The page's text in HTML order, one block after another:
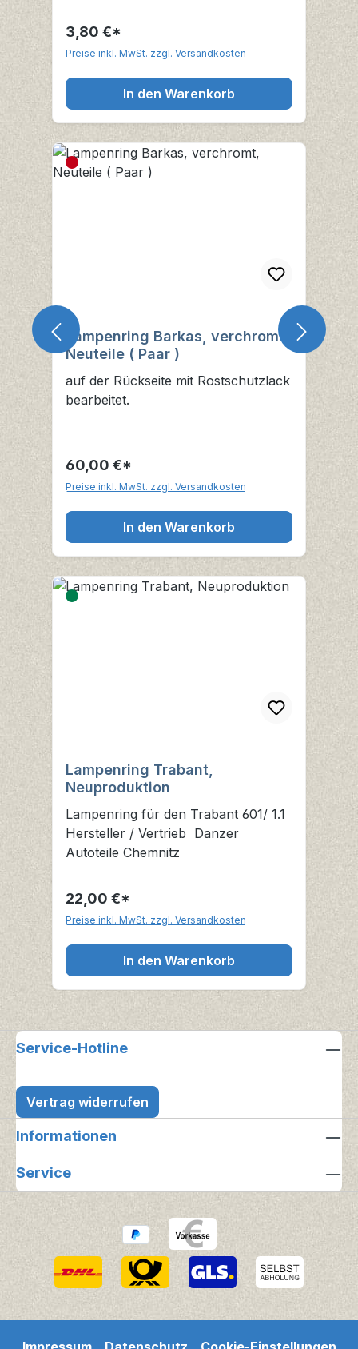
3,80 €*
Preise inkl. MwSt. zzgl. Versandkosten
In den Warenkorb
Lampenring Barkas, verchromt,
Neuteile ( Paar )
auf der Rückseite mit Rostschutzlack
bearbeitet.
60,00 €*
Preise inkl. MwSt. zzgl. Versandkosten
In den Warenkorb
Lampenring Trabant,
Neuproduktion
Lampenring für den Trabant 601/ 1.1
Hersteller / Vertrieb Danzer
Autoteile Chemnitz
22,00 €*
Preise inkl. MwSt. zzgl. Versandkosten
In den Warenkorb
Service-Hotline
Vertrag widerrufen
Informationen
Service